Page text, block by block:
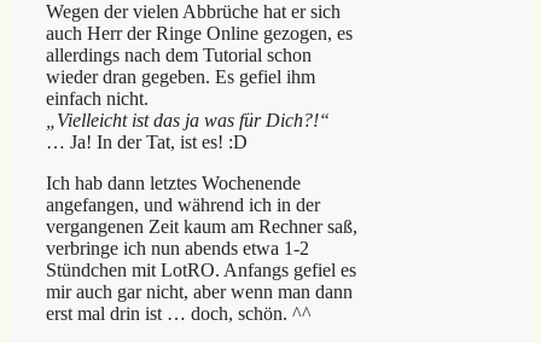
Wegen der vielen Abbrüche hat er sich
auch Herr der Ringe Online gezogen, es
allerdings nach dem Tutorial schon
wieder dran gegeben. Es gefiel ihm
einfach nicht.
„Vielleicht ist das ja was für Dich?!“
… Ja! In der Tat, ist es! :D
Ich hab dann letztes Wochenende
angefangen, und während ich in der
vergangenen Zeit kaum am Rechner saß,
verbringe ich nun abends etwa 1-2
Stündchen mit LotRO. Anfangs gefiel es
mir auch gar nicht, aber wenn man dann
erst mal drin ist … doch, schön. ^^